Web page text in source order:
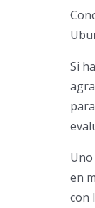
Si
en
con